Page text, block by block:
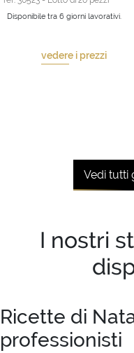
Disponibile tra 6 giorni lavorativi.
vedere i prezzi
Vedi tutti
I nostri
Ricette di
professionisti